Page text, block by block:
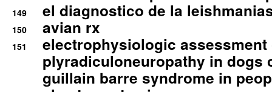
149 el diagnostico de la
150 avian rx
151
electrophysiologic assessment
plyradiculoneuropathy in dogs
guillain barre syndrome in